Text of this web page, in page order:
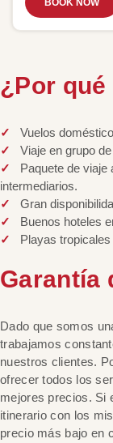
BOOK NOW
¿Por
Vuelos
Viaje en grupo
Paquete de viaje
intermediarios.
Gran
Buenos hoteles
Playas
Garantía
Dado que somos
trabajamos
nuestros clientes.
ofrecer todos los
mejores precios. Si
itinerario con los
precio más bajo en